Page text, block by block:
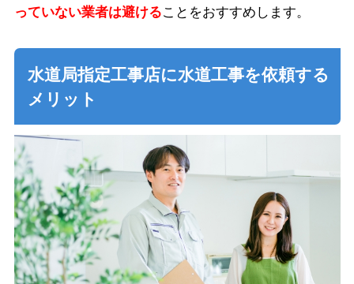
っていない業者は避けることをおすすめします。
水道局指定工事店に水道工事を依頼する
メリット